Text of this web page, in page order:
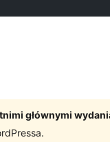
głównymi